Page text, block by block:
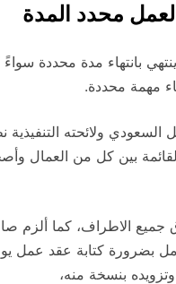
محدد المدة
بانتهاء مدة محددة
مهمة محددة.
ولائحته التنفيذية
القائمة بين كل من العمال
الاطراف، كما ألزم
بضرورة كتابة عقد عمل
بنسخة منه،